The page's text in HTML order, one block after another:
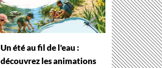
Un été au fil de l'eau :
découvrez les animations